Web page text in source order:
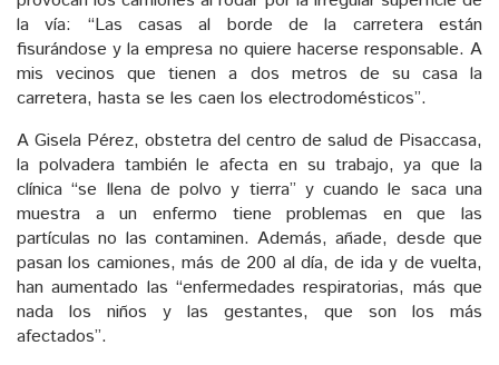
la vía: “Las casas al borde de la carretera están
fisurándose y la empresa no quiere hacerse responsable. A
mis vecinos que tienen a dos metros de su casa la
carretera, hasta se les caen los electrodomésticos”.
A Gisela Pérez, obstetra del centro de salud de Pisaccasa,
la polvadera también le afecta en su trabajo, ya que la
clínica “se llena de polvo y tierra” y cuando le saca una
muestra a un enfermo tiene problemas en que las
partículas no las contaminen. Además, añade, desde que
pasan los camiones, más de 200 al día, de ida y de vuelta,
han aumentado las “enfermedades respiratorias, más que
nada los niños y las gestantes, que son los más
afectados”.